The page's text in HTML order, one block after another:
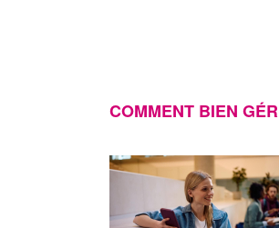
COMMENT BIEN